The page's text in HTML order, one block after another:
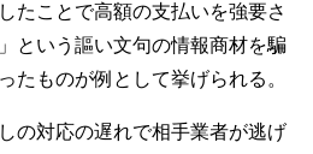
たことで高額の支払いを強要さ
という謳い文句の情報商材を騙
たものが例として挙げられる。
の対応の遅れで相手業者が逃げ